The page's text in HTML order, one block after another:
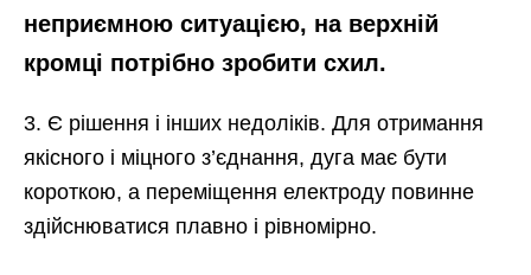
неприємною ситуацією, на верхній
кромці потрібно зробити схил.
3. Є рішення і інших недоліків. Для отримання
якісного і міцного з’єднання, дуга має бути
короткою, а переміщення електроду повинне
здійснюватися плавно і рівномірно.